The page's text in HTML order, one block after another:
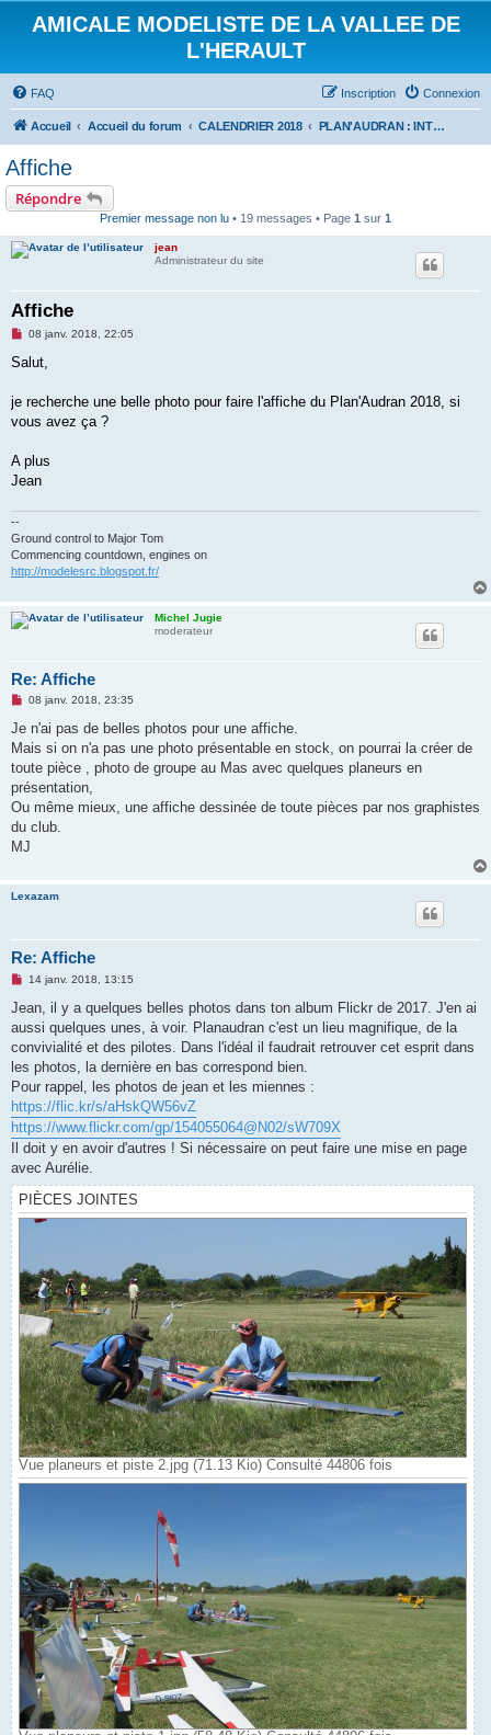
AMICALE MODELISTE DE LA VALLEE DE
L'HERAULT
FAQ Connexion
Inscription
Accueil Accueil du forum CALENDRIER 2018 PLAN'AUDRAN : INTER CLUBS PLANEURS 22 AVRIL 2018
Affiche
Répondre
Premier message non lu • 19 messages • Page 1 sur 1
jean
Administrateur du site
Affiche
M
s
g
n
u
08 janv. 2018, 22:05
Salut,
je recherche une belle photo pour faire l'affiche du Plan'Audran 2018, si
vous avez ça ?
A plus
Jean
--
Ground control to Major Tom
Commencing countdown, engines on
http://modelesrc.blogspot.fr/
Michel Jugie
moderateur
Re: Affiche
M
s
a
g
n
o
l
u
08 janv. 2018, 23:35
Je n'ai pas de belles photos pour une affiche.
Mais si on n'a pas une photo présentable en stock, on pourrai la créer de
toute pièce , photo de groupe au Mas avec quelques planeurs en
présentation,
Ou même mieux, une affiche dessinée de toute pièces par nos graphistes
du club.
MJ
Lexazam
Re: Affiche
M
s
a
g
n
o
l
u
14 janv. 2018, 13:15
Jean, il y a quelques belles photos dans ton album Flickr de 2017. J'en ai
aussi quelques unes, à voir. Planaudran c'est un lieu magnifique, de la
convivialité et des pilotes. Dans l'idéal il faudrait retrouver cet esprit dans
les photos, la dernière en bas correspond bien.
Pour rappel, les photos de jean et les miennes :
https://flic.kr/s/aHskQW56vZ
https://www.flickr.com/gp/154055064@N02/sW709X
Il doit y en avoir d'autres ! Si nécessaire on peut faire une mise en page
avec Aurélie.
PIÈCES JOINTES
Vue planeurs et piste 2.jpg (71.13 Kio) Consulté 44806 fois